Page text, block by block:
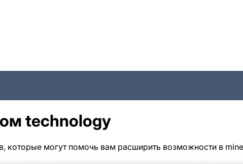
technology
которые могут помочь вам расширить возможности в